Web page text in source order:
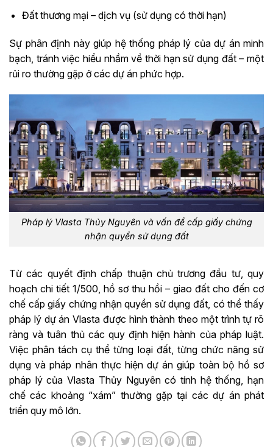
Đất thương mại – dịch vụ (sử dụng có thời hạn)
Sự phân định này giúp hệ thống pháp lý của dự án minh
bạch, tránh việc hiểu nhầm về thời hạn sử dụng đất – một
rủi ro thường gặp ở các dự án phức hợp.
Pháp lý Vlasta Thủy Nguyên và vấn đề cấp giấy chứng
nhận quyền sử dụng đất
Từ các quyết định chấp thuận chủ trương đầu tư, quy
hoạch chi tiết 1/500, hồ sơ thu hồi – giao đất cho đến cơ
chế cấp giấy chứng nhận quyền sử dụng đất, có thể thấy
pháp lý dự án Vlasta được hình thành theo một trình tự rõ
ràng và tuân thủ các quy định hiện hành của pháp luật.
Việc phân tách cụ thể từng loại đất, từng chức năng sử
dụng và pháp nhân thực hiện dự án giúp toàn bộ hồ sơ
pháp lý của Vlasta Thủy Nguyên có tính hệ thống, hạn
chế các khoảng “xám” thường gặp tại các dự án phát
triển quy mô lớn.